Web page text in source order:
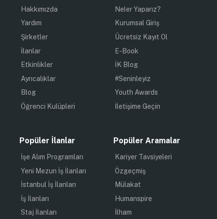
Hakkımızda
Yardım
Şirketler
İlanlar
Etkinlikler
Ayrıcalıklar
Blog
Öğrenci Kulüpleri
Neler Yaparız?
Kurumsal Giriş
Ücretsiz Kayıt Ol
E-Book
İK Blog
#Seninleyiz
Youth Awards
İletişime Geçin
Popüler İlanlar
İşe Alım Programları
Yeni Mezun İş İlanları
İstanbul İş İlanları
İş İlanları
Staj İlanları
Popüler Aramalar
Kariyer Tavsiyeleri
Özgeçmiş
Mülakat
Humanspire
İlham